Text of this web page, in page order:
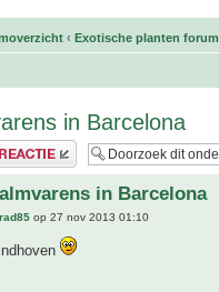
‹ Exotische planten forum
in Barcelona
in Barcelona
op 27 nov 2013 01:10